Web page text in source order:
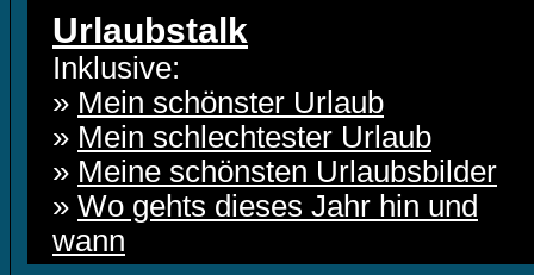
Urlaubstalk
Inklusive:
» Mein schönster Urlaub
» Mein schlechtester Urlaub
» Meine schönsten Urlaubsbilder
» Wo gehts dieses Jahr hin und
wann